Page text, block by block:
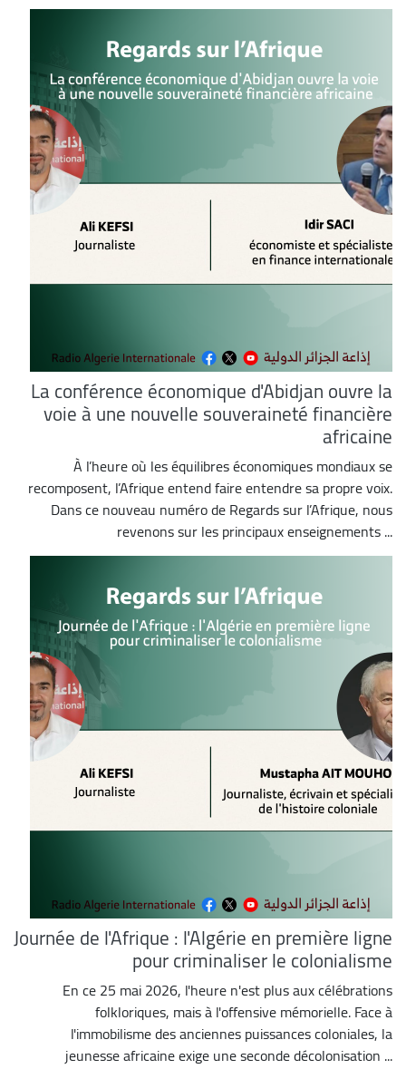
La conférence économique d'Abidjan ouvre la
voie à une nouvelle souveraineté financière
africaine
À l’heure où les équilibres économiques mondiaux se
recomposent, l’Afrique entend faire entendre sa propre voix.
Dans ce nouveau numéro de Regards sur l’Afrique, nous
revenons sur les principaux enseignements ...
Journée de l'Afrique : l'Algérie en première ligne
pour criminaliser le colonialisme
En ce 25 mai 2026, l'heure n'est plus aux célébrations
folkloriques, mais à l'offensive mémorielle. Face à
l'immobilisme des anciennes puissances coloniales, la
jeunesse africaine exige une seconde décolonisation ...